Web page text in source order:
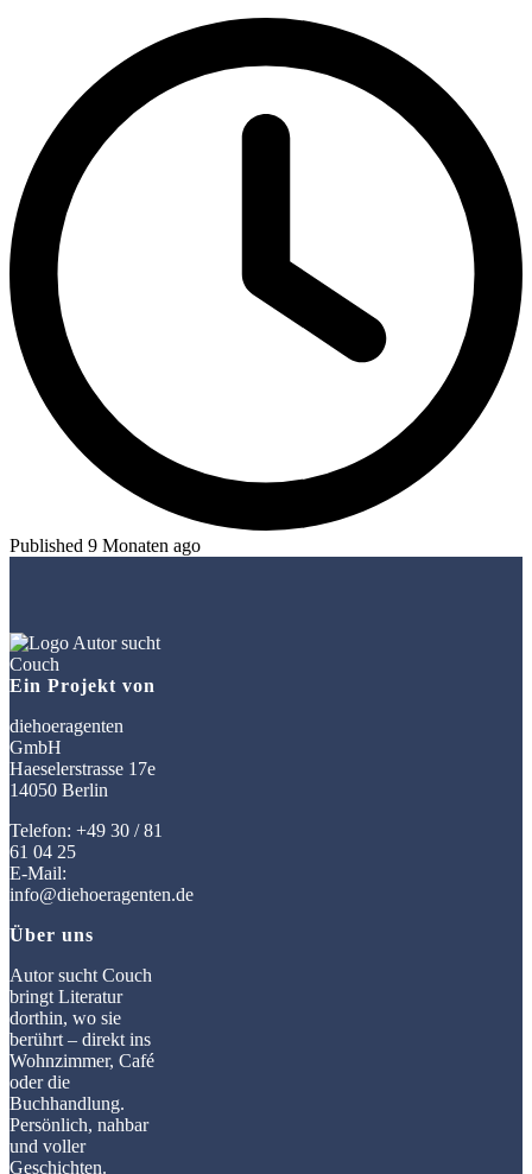
Published 9 Monaten ago
Ein Projekt von
diehoeragenten
GmbH
Haeselerstrasse 17e
14050 Berlin
Telefon: +49 30 / 81
61 04 25
E-Mail:
info@diehoeragenten.de
Über uns
Autor sucht Couch
bringt Literatur
dorthin, wo sie
berührt – direkt ins
Wohnzimmer, Café
oder die
Buchhandlung.
Persönlich, nahbar
und voller
Geschichten.